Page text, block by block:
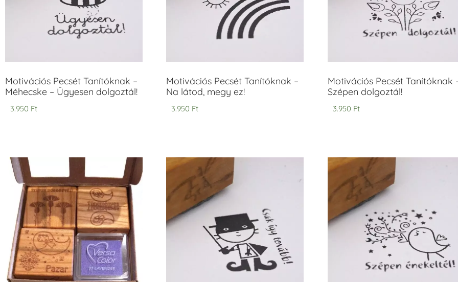
Motivációs Pecsét Tanítóknak –
Méhecske – Ügyesen dolgoztál!
3.950 Ft
Motivációs Pecsét Tanítóknak –
Na látod, megy ez!
3.950 Ft
Motivációs Pecsét Tanítóknak
Szépen dolgoztál!
3.950 Ft